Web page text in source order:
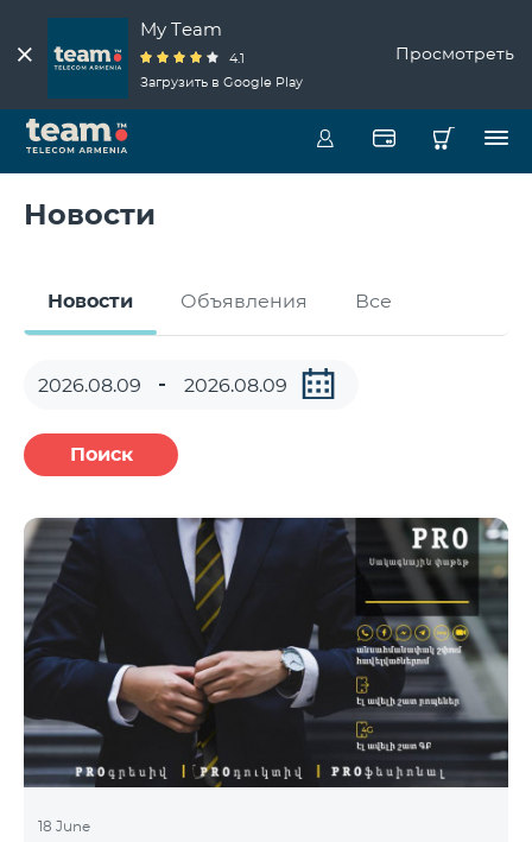
My Team
4.1
Загрузить в Google Play
Просмотреть
Новости
Новости Объявления Все
Поиск
18 June